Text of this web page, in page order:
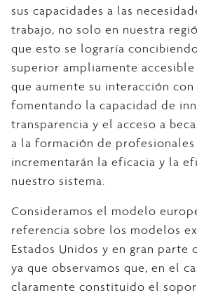
sus capacidades a las
trabajo, no solo en nuestra
que esto se lograría
superior ampliamente accesible
que aumente su interacción
fomentando la capacidad de
transparencia y el acceso a
a la formación de
incrementarán la eficacia y la
nuestro sistema.
Consideramos el modelo
referencia sobre los modelos
Estados Unidos y en gran parte
ya que observamos que, en el
claramente constituido el